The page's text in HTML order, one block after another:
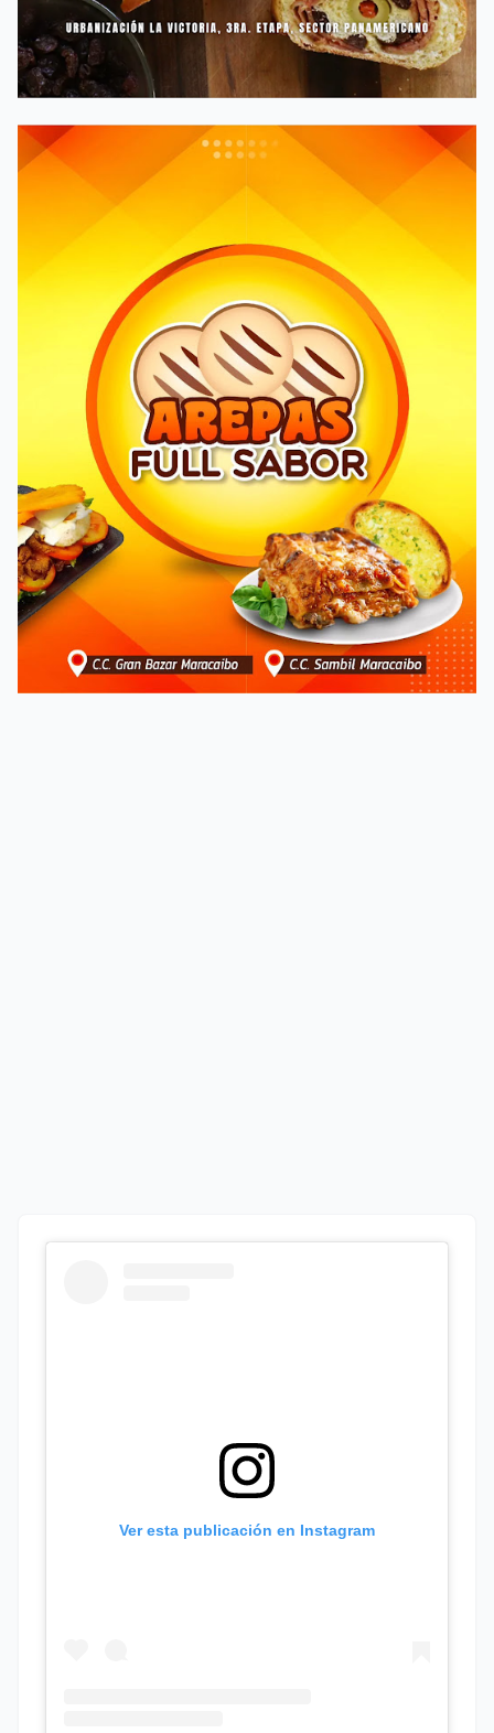
Ver esta publicación en Instagram